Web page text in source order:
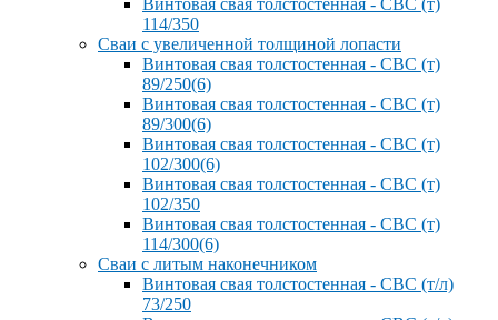
Винтовая свая толстостенная - СВС (т)
114/350
Сваи с увеличенной толщиной лопасти
Винтовая свая толстостенная - СВС (т)
89/250(6)
Винтовая свая толстостенная - СВС (т)
89/300(6)
Винтовая свая толстостенная - СВС (т)
102/300(6)
Винтовая свая толстостенная - СВС (т)
102/350
Винтовая свая толстостенная - СВС (т)
114/300(6)
Сваи с литым наконечником
Винтовая свая толстостенная - СВС (т/л)
73/250